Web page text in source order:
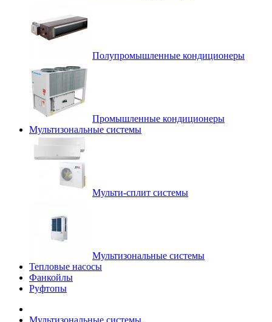
Полупромышленные кондиционеры
Промышленные кондиционеры
Мультизональные системы
Мульти-сплит системы
Мультизональные системы
Тепловые насосы
Фанкойлы
Руфтопы
Мультизональные системы